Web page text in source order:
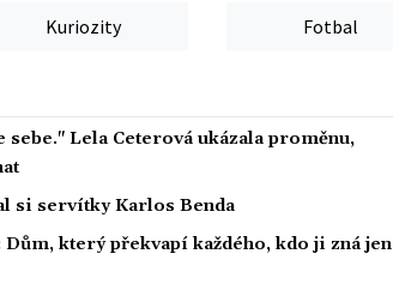
Kuriozity Fotbal
Lela Ceterová ukázala proměnu,
si servítky Karlos Benda
který překvapí každého, kdo ji zná jen